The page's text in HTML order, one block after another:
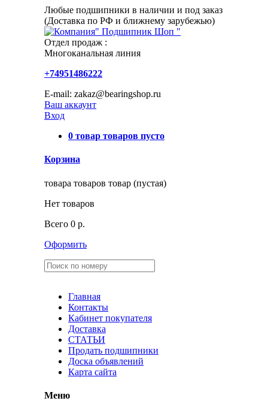
Любые подшипники в наличии и под заказ
(Доставка по РФ и ближнему зарубежью)
Отдел продаж :
Многоканальная линия
+74951486222
E-mail: zakaz@bearingshop.ru
Ваш аккаунт
Вход
0 товар товаров пусто
Корзина
товара товаров товар (пустая)
Нет товаров
Всего 0 р.
Оформить
Главная
Контакты
Кабинет покупателя
Доставка
СТАТЬИ
Продать подшипники
Доска объявлений
Карта сайта
Меню